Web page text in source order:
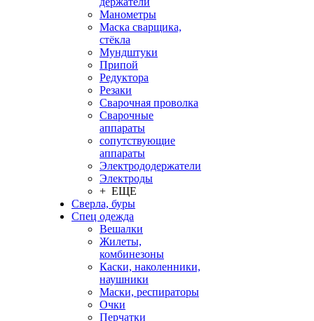
Манометры
Маска сварщика,
стёкла
Мундштуки
Припой
Редуктора
Резаки
Сварочная проволка
Сварочные
аппараты
сопутствующие
аппараты
Электрододержатели
Электроды
+ ЕЩЕ
Сверла, буры
Спец одежда
Вешалки
Жилеты,
комбинезоны
Каски, наколенники,
наушники
Маски, респираторы
Очки
Перчатки